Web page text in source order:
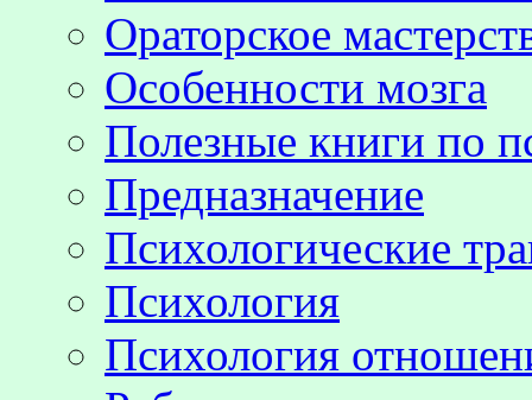
Ораторское
Особенности мозга
Полезные книги по
Предназначение
Психологические
Психология
Психология